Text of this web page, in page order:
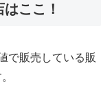
ここ！
で販売している販